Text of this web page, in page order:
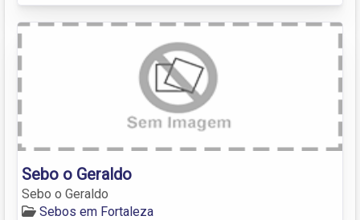
Sebo o Geraldo
Sebo o Geraldo
Sebos em Fortaleza